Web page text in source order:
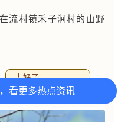
看更多热点资讯